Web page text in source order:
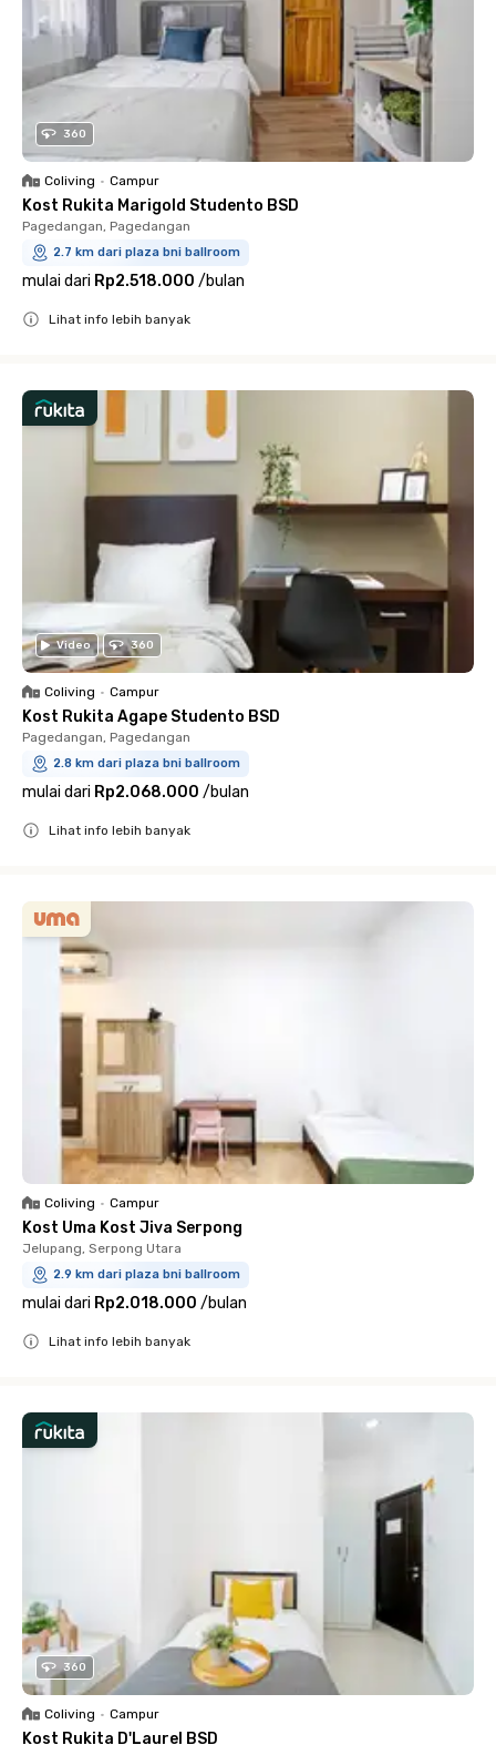
360
Coliving • Campur
Kost Rukita Marigold Studento BSD
Pagedangan, Pagedangan
2.7 km dari plaza bni ballroom
mulai dari Rp2.518.000 /bulan
Lihat info lebih banyak
Video 360
Coliving • Campur
Kost Rukita Agape Studento BSD
Pagedangan, Pagedangan
2.8 km dari plaza bni ballroom
mulai dari Rp2.068.000 /bulan
Lihat info lebih banyak
Coliving • Campur
Kost Uma Kost Jiva Serpong
Jelupang, Serpong Utara
2.9 km dari plaza bni ballroom
mulai dari Rp2.018.000 /bulan
Lihat info lebih banyak
360
Coliving • Campur
Kost Rukita D'Laurel BSD